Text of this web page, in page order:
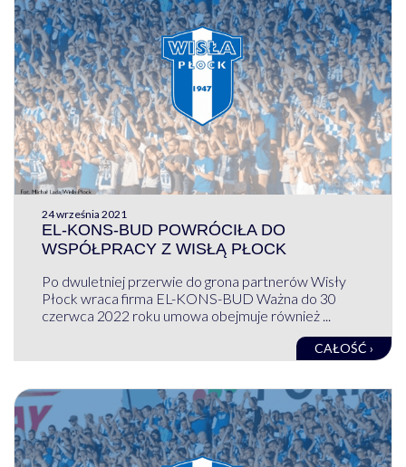
24 września 2021
EL-KONS-BUD POWRÓCIŁA DO
WSPÓŁPRACY Z WISŁĄ PŁOCK
Po dwuletniej przerwie do grona partnerów Wisły
Płock wraca firma EL-KONS-BUD Ważna do 30
czerwca 2022 roku umowa obejmuje również ...
CAŁOŚĆ ›